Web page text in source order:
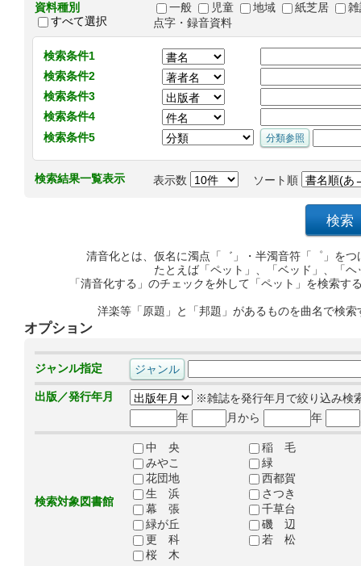
資料種別
すべて選択
一般 児童 地域 紙芝居
点字・録音資料
検索条件1
検索条件2
検索条件3
検索条件4
検索条件5
検索結果一覧表示 表示数 ソート順
清音化とは、仮名に濁点「゛」・半濁音符「゜」を
たとえば「ペット」、「ベッド」、「
「清音化する」のチェックを外して「ペット」を検索
洋楽等「原題」と「邦題」があるものを曲名で検
オプション
ジャンル指定
出版／発行年月
※雑誌を発行年月で絞り込み検
年
月から 年
検索対象図書館
中 央
稲 毛
みやこ
緑
花団地
西都賀
生 浜
さつき
幕 張
千草台
緑が丘
磯 辺
更 科
若 松
桜 木